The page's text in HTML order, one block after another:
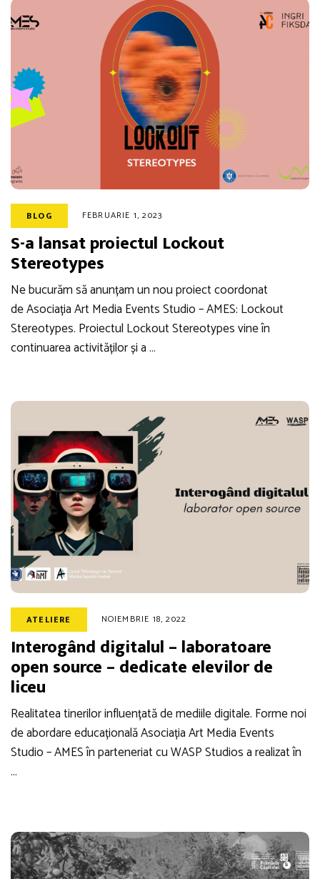
BLOG FEBRUARIE 1, 2023
S-a lansat proiectul Lockout
Stereotypes
Ne bucurăm să anunțam un nou proiect coordonat
de Asociația Art Media Events Studio – AMES: Lockout
Stereotypes. Proiectul Lockout Stereotypes vine în
continuarea activităților și a …
ATELIERE NOIEMBRIE 18, 2022
Interogând digitalul – laboratoare
open source – dedicate elevilor de
liceu
Realitatea tinerilor influențată de mediile digitale. Forme noi
de abordare educațională Asociația Art Media Events
Studio – AMES în parteneriat cu WASP Studios a realizat în
…